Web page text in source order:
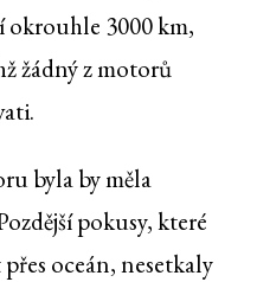
okrouhle 3000 km,
žádný z motorů
byla by měla
pokusy, které
oceán, nesetkaly